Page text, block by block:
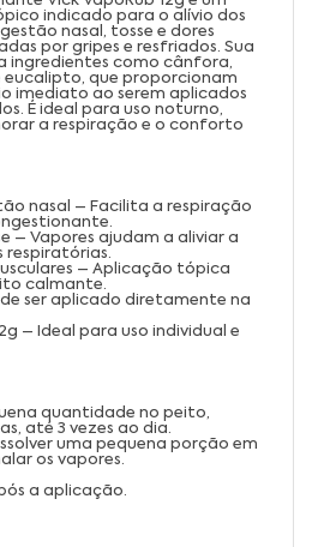
indicado para o alívio dos
nasal, tosse e dores
por gripes e resfriados. Sua
ingredientes como cânfora,
eucalipto, que proporcionam
imediato ao serem aplicados
É ideal para uso noturno,
a respiração e o conforto
nasal – Facilita a respiração
– Vapores ajudam a aliviar a
respiratórias.
– Aplicação tópica
calmante.
ser aplicado diretamente na
– Ideal para uso individual e
quantidade no peito,
até 3 vezes ao dia.
uma pequena porção em
os vapores.
a aplicação.